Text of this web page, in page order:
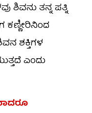
ಶಿವನು ತನ್ನ ಪತ್ನಿ
ಶಕ್ತಿಗಳ
ಎಂದು